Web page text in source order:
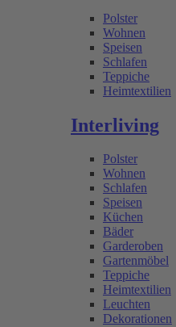
Polster
Wohnen
Speisen
Schlafen
Teppiche
Heimtextilien
Interliving
Polster
Wohnen
Schlafen
Speisen
Küchen
Bäder
Garderoben
Gartenmöbel
Teppiche
Heimtextilien
Leuchten
Dekorationen